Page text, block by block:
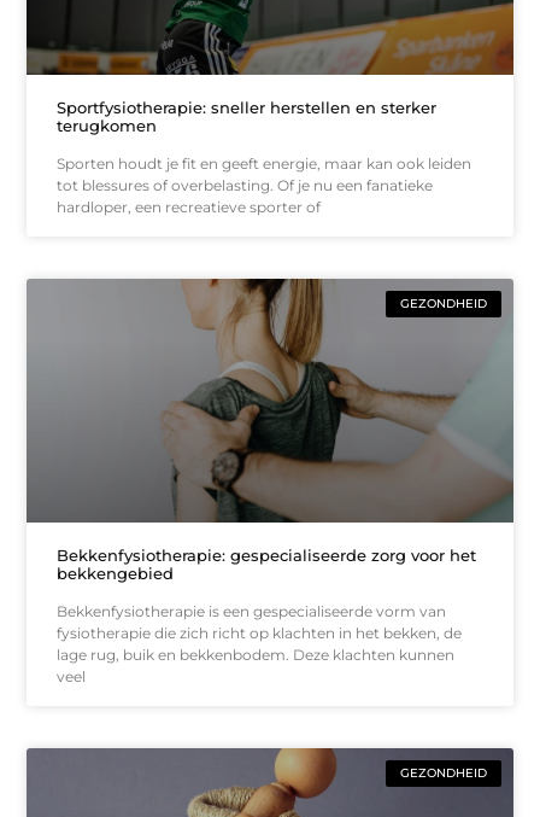
Sportfysiotherapie: sneller herstellen en sterker
terugkomen
Sporten houdt je fit en geeft energie, maar kan ook leiden
tot blessures of overbelasting. Of je nu een fanatieke
hardloper, een recreatieve sporter of
GEZONDHEID
Bekkenfysiotherapie: gespecialiseerde zorg voor het
bekkengebied
Bekkenfysiotherapie is een gespecialiseerde vorm van
fysiotherapie die zich richt op klachten in het bekken, de
lage rug, buik en bekkenbodem. Deze klachten kunnen
veel
GEZONDHEID